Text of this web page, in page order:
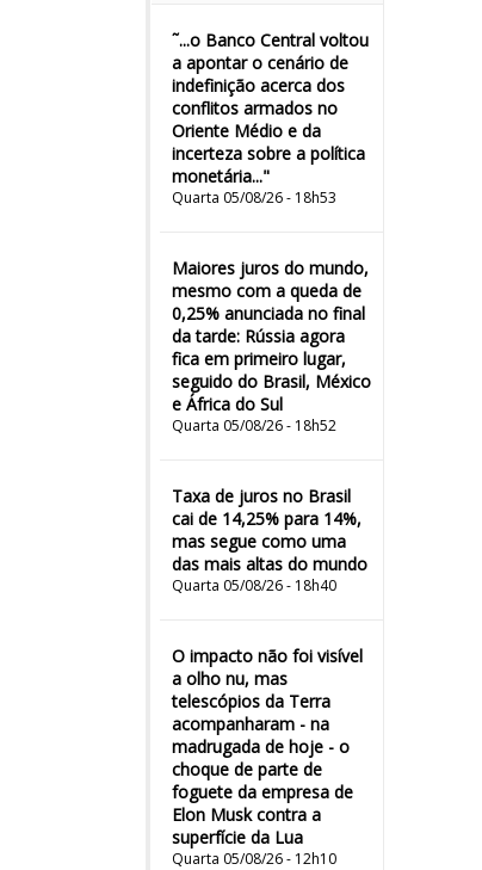
˜...o Banco Central voltou
a apontar o cenário de
indefinição acerca dos
conflitos armados no
Oriente Médio e da
incerteza sobre a política
monetária..."
Quarta 05/08/26 - 18h53
Maiores juros do mundo,
mesmo com a queda de
0,25% anunciada no final
da tarde: Rússia agora
fica em primeiro lugar,
seguido do Brasil, México
e África do Sul
Quarta 05/08/26 - 18h52
Taxa de juros no Brasil
cai de 14,25% para 14%,
mas segue como uma
das mais altas do mundo
Quarta 05/08/26 - 18h40
O impacto não foi visível
a olho nu, mas
telescópios da Terra
acompanharam - na
madrugada de hoje - o
choque de parte de
foguete da empresa de
Elon Musk contra a
superfície da Lua
Quarta 05/08/26 - 12h10